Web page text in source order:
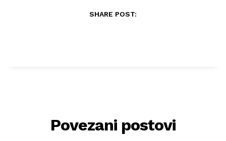
SHARE POST:
Povezani postovi